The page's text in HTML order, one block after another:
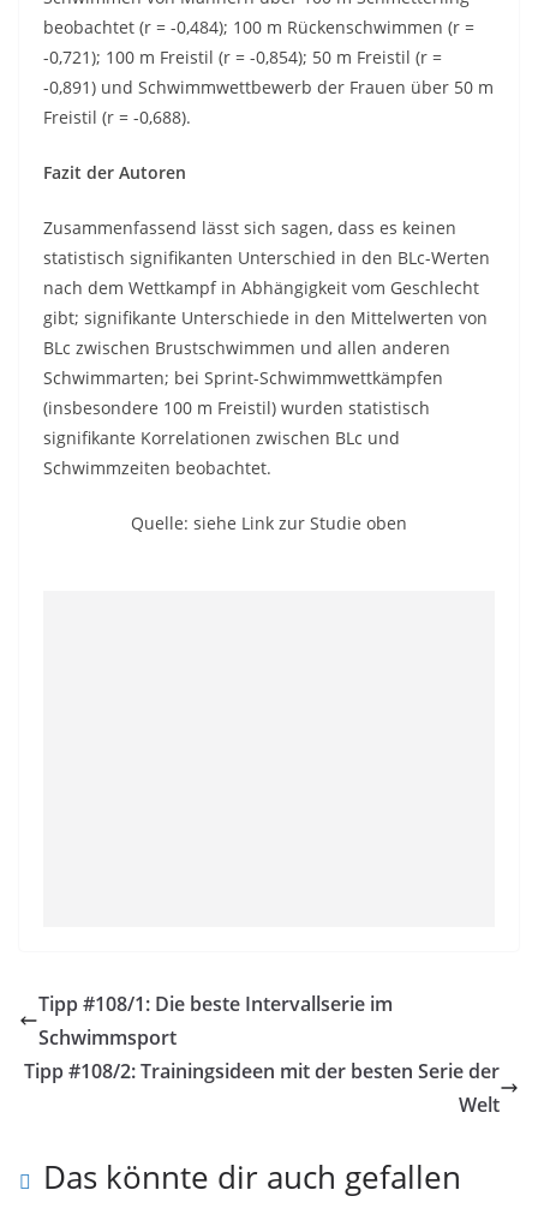
beobachtet (r = -0,484); 100 m Rückenschwimmen (r =
-0,721); 100 m Freistil (r = -0,854); 50 m Freistil (r =
-0,891) und Schwimmwettbewerb der Frauen über 50 m
Freistil (r = -0,688).
Fazit der Autoren
Zusammenfassend lässt sich sagen, dass es keinen
statistisch signifikanten Unterschied in den BLc-Werten
nach dem Wettkampf in Abhängigkeit vom Geschlecht
gibt; signifikante Unterschiede in den Mittelwerten von
BLc zwischen Brustschwimmen und allen anderen
Schwimmarten; bei Sprint-Schwimmwettkämpfen
(insbesondere 100 m Freistil) wurden statistisch
signifikante Korrelationen zwischen BLc und
Schwimmzeiten beobachtet.
Quelle: siehe Link zur Studie oben
Tipp #108/1: Die beste Intervallserie im
Schwimmsport
Tipp #108/2: Trainingsideen mit der besten Serie der
Welt
Das könnte dir auch gefallen